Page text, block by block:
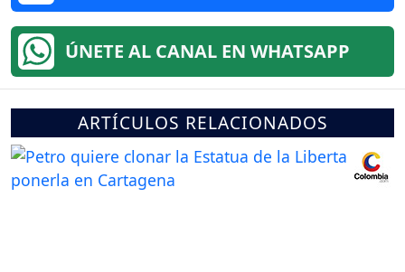
ÚNETE AL CANAL EN WHATSAPP
ARTÍCULOS RELACIONADOS